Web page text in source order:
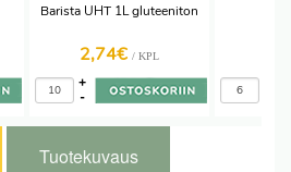
Barista UHT 1L gluteeniton
2,74€ / KPL
-
+
Tuotekuvaus